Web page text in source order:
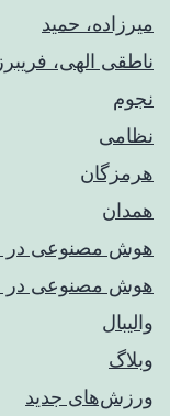
میرزاده، حمید
ناطقی الهی، فریبرز
نجوم
نظامی
هرمزگان
همدان
هوش مصنوعی در
هوش مصنوعی در
والیبال
وبلاگ
ورزش‌های جدید